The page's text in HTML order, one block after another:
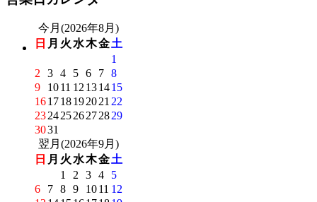
今月(2026年8月)
日 月 火 水木金土
1
2
3 4 5 6 7 8
9
1011 12 131415
161718192021 22
23242526272829
3031
翌月(2026年9月)
日 月 火 水木金土
1
2 3 4
5
6
7 8 9 1011 12